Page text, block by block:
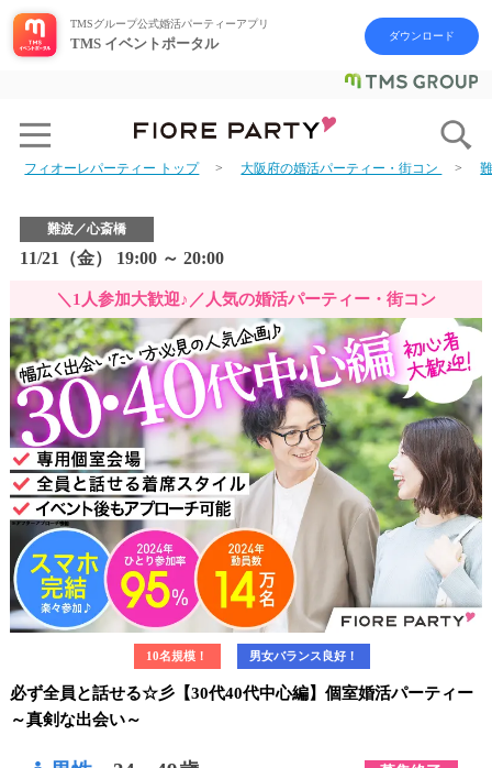
TMSグループ公式婚活パーティーアプリ
TMS イベントポータル ダウンロード
フィオーレパーティー トップ 大阪府の婚活パーティー・街コン
難波／心斎橋
11/21（金） 19:00 ～ 20:00
＼1人参加大歓迎♪／人気の婚活パーティー・街コン
10名規模！ 男女バランス良好！
必ず全員と話せる☆彡【30代40代中心編】個室婚活パーティー
～真剣な出会い～